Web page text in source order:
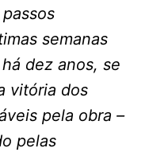
semanas
dez anos, se
vitória dos
pela obra –
pelas